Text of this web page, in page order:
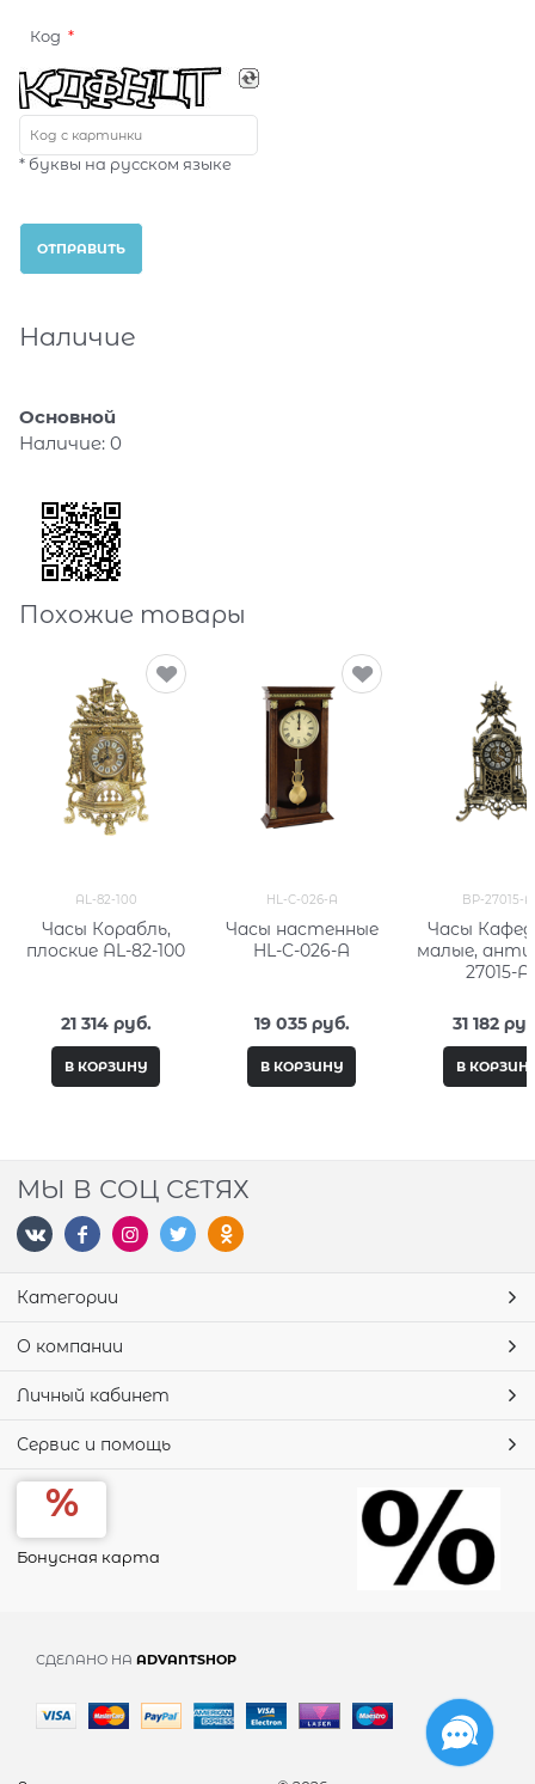
Код
* буквы на русском языке
Наличие
Основной
Наличие: 0
Похожие товары
AL-82-100
Часы Корабль,
плоские AL-82-100
21 314 руб.
В КОРЗИНУ
HL-C-026-A
Часы настенные
HL-C-026-A
19 035 руб.
В КОРЗИНУ
BP-27015-A
Часы
малые,
27015-A
31 182
В
МЫ В СОЦ СЕТЯХ
Категории
О компании
Личный кабинет
Сервис и помощь
Бонусная карта
СДЕЛАНО НА ADVANTSHOP